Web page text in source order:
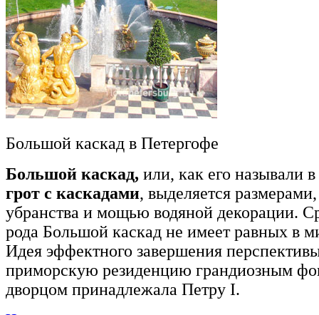
Большой каскад в Петергофе
Большой каскад, или, как его называли
грот с каскадами, выделяется
убранства и мощью водяной декорации.
рода Большой каскад не имеет равных в
Идея эффектного завершения
приморскую резиденцию грандиозным
дворцом принадлежала Петру I.